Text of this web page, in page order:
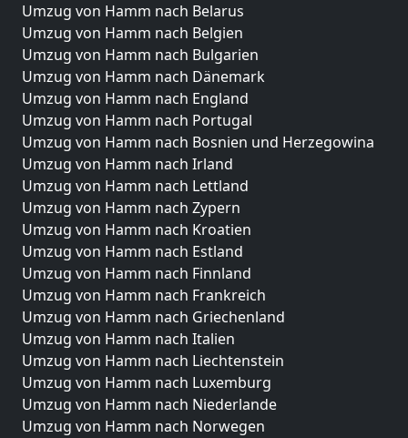
Umzug von Hamm nach Belarus
Umzug von Hamm nach Belgien
Umzug von Hamm nach Bulgarien
Umzug von Hamm nach Dänemark
Umzug von Hamm nach England
Umzug von Hamm nach Portugal
Umzug von Hamm nach Bosnien und Herzegowina
Umzug von Hamm nach Irland
Umzug von Hamm nach Lettland
Umzug von Hamm nach Zypern
Umzug von Hamm nach Kroatien
Umzug von Hamm nach Estland
Umzug von Hamm nach Finnland
Umzug von Hamm nach Frankreich
Umzug von Hamm nach Griechenland
Umzug von Hamm nach Italien
Umzug von Hamm nach Liechtenstein
Umzug von Hamm nach Luxemburg
Umzug von Hamm nach Niederlande
Umzug von Hamm nach Norwegen